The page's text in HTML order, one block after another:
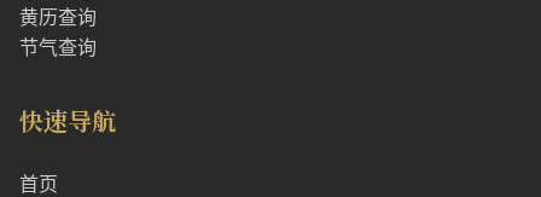
黄历查询
节气查询
快速导航
首页